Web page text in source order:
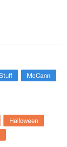
McCann
Halloween